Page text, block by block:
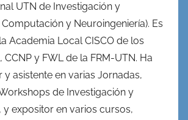
UTN de Investigación y
y Neuroingeniería). Es
Academia Local CISCO de los
CCNP y FWL de la FRM-UTN. Ha
y asistente en varias Jornadas,
de Investigación y
y expositor en varios cursos,